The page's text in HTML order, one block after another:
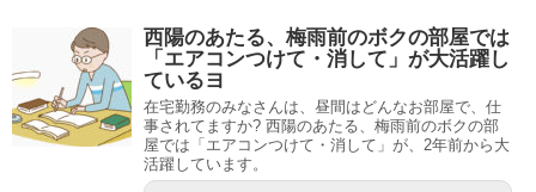
西陽のあたる、梅雨前のボクの部屋では
「エアコンつけて・消して」が大活躍し
ているヨ
在宅勤務のみなさんは、昼間はどんなお部屋で、仕
事されてますか? 西陽のあたる、梅雨前のボクの部
屋では「エアコンつけて・消して」が、2年前から大
活躍しています。